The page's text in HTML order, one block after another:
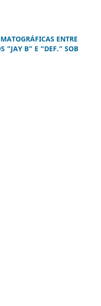
ENTRE
“JAY B” E “DEF.” SOB